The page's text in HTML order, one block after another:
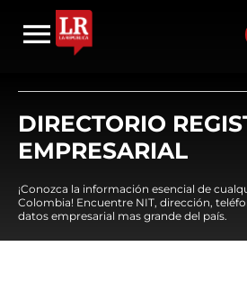
DIRECTORIO
EMPRESARIAL
¡Conozca la información esencial de
Colombia! Encuentre NIT, dirección,
datos empresarial mas grande del país.